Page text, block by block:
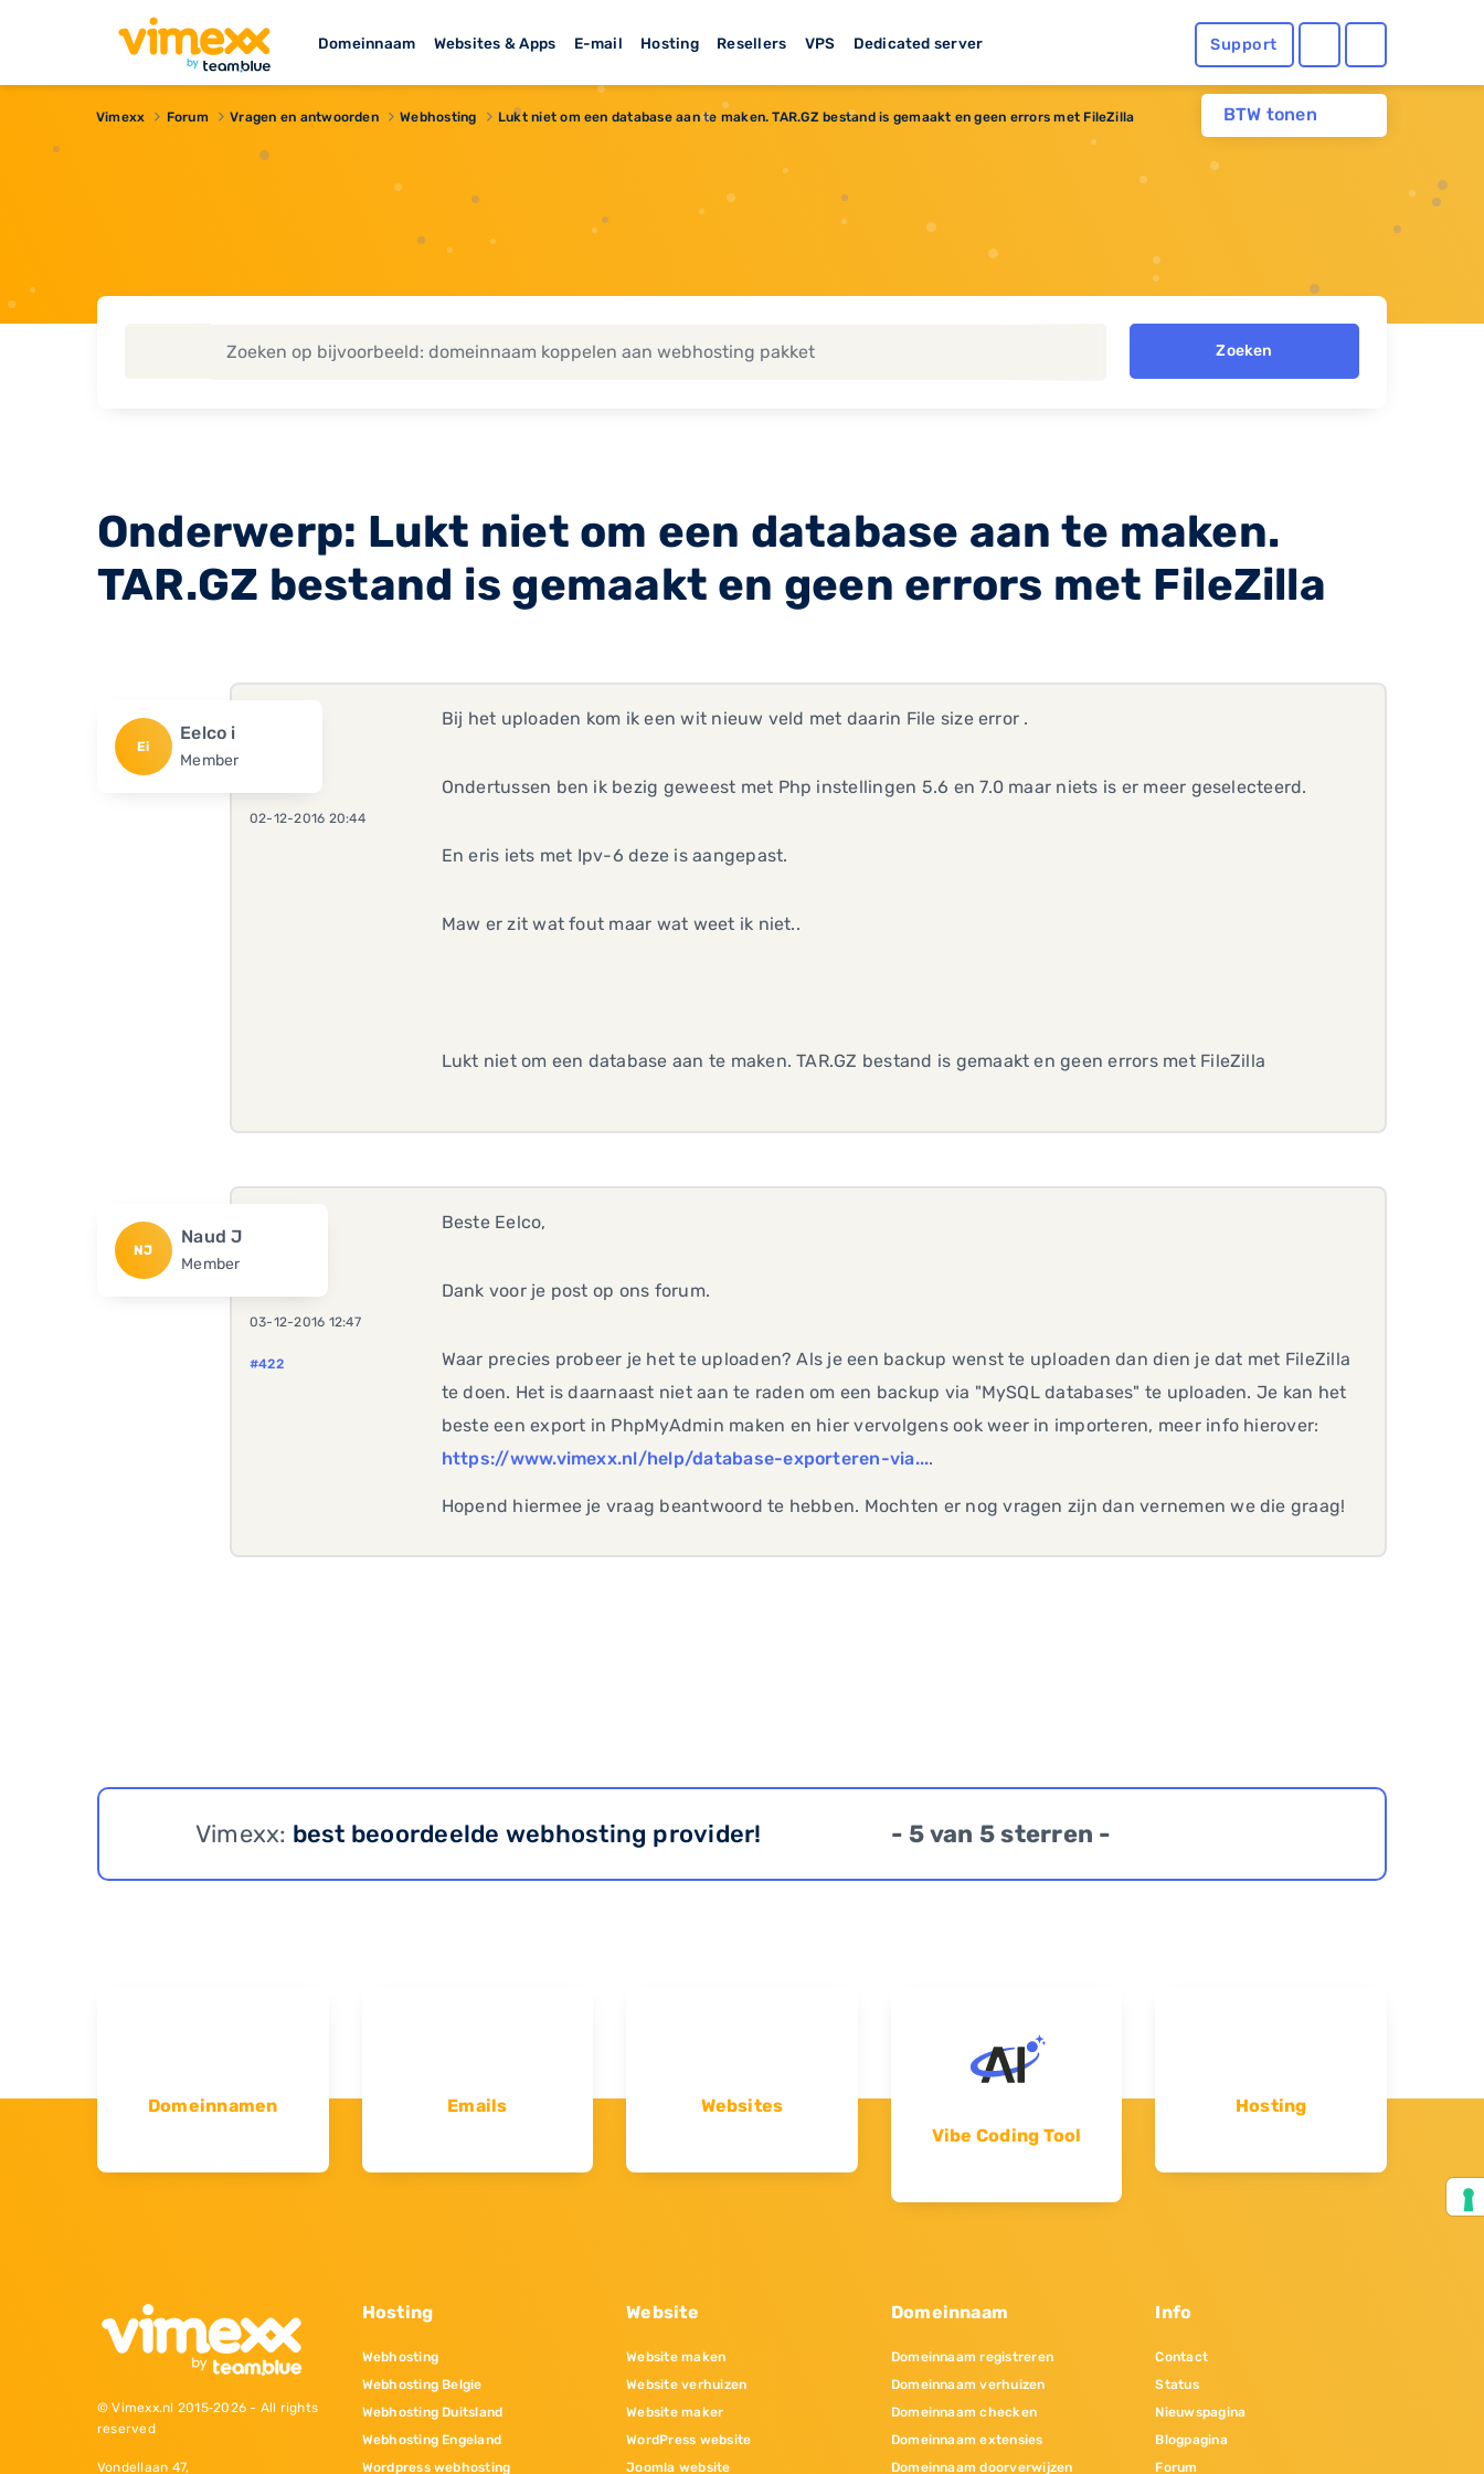
Domeinnaam Websites & Apps E-mail Hosting Resellers VPS Dedicated server Support
BTW tonen
Vimexx Forum Vragen en antwoorden Webhosting Lukt niet om een database aan te maken. TAR.GZ bestand is gemaakt en geen errors met FileZilla
Zoeken
Onderwerp: Lukt niet om een database aan te maken.
TAR.GZ bestand is gemaakt en geen errors met FileZilla
Ei
Eelco i
Member
02-12-2016 20:44
Bij het uploaden kom ik een wit nieuw veld met daarin File size error .
Ondertussen ben ik bezig geweest met Php instellingen 5.6 en 7.0 maar niets is er meer geselecteerd.
En eris iets met Ipv-6 deze is aangepast.
Maw er zit wat fout maar wat weet ik niet..
Lukt niet om een database aan te maken. TAR.GZ bestand is gemaakt en geen errors met FileZilla
NJ
Naud J
Member
03-12-2016 12:47
#422
Beste Eelco,
Dank voor je post op ons forum.
Waar precies probeer je het te uploaden? Als je een backup wenst te uploaden dan dien je dat met FileZilla
te doen. Het is daarnaast niet aan te raden om een backup via "MySQL databases" te uploaden. Je kan het
beste een export in PhpMyAdmin maken en hier vervolgens ook weer in importeren, meer info hierover:
https://www.vimexx.nl/help/database-exporteren-via....
Hopend hiermee je vraag beantwoord te hebben. Mochten er nog vragen zijn dan vernemen we die graag!
Vimexx: best beoordeelde webhosting provider! - 5 van 5 sterren -
Domeinnamen Emails
Websites
Vibe Coding Tool
Hosting
© Vimexx.nl 2015‐2026 - All rights
reserved
Vondellaan 47,
Hosting
Webhosting
Webhosting Belgie
Webhosting Duitsland
Webhosting Engeland
Wordpress webhosting
Website
Website maken
Website verhuizen
Website maker
WordPress website
Joomla website
Domeinnaam
Domeinnaam registreren
Domeinnaam verhuizen
Domeinnaam checken
Domeinnaam extensies
Domeinnaam doorverwijzen
Info
Contact
Status
Nieuwspagina
Blogpagina
Forum